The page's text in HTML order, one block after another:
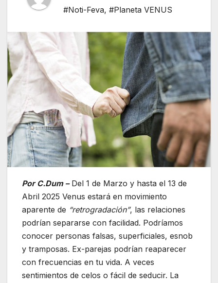
#Noti-Feva, #Planeta VENUS
Por C.Dum –Del 1 de Marzo y hasta el 13 de
Abril 2025 Venus estará en movimiento
aparente de “retrogradación”, las relaciones
podrían separarse con facilidad. Podríamos
conocer personas falsas, superficiales, esnob
y tramposas. Ex-parejas podrían reaparecer
con frecuencias en tu vida. A veces
sentimientos de celos o fácil de seducir. La